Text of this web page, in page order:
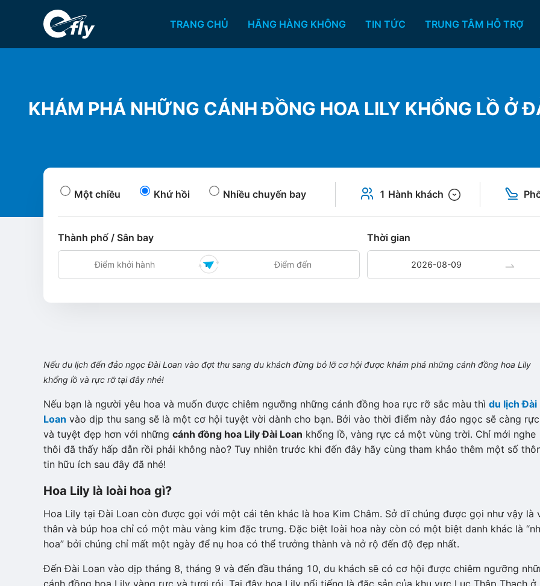
TRANG CHỦ HÃNG HÀNG KHÔNG TIN TỨC TRUNG TÂM HỖ TRỢ
KHÁM PHÁ NHỮNG CÁNH ĐỒNG HOA LILY KHỔNG LỒ Ở
Một chiều Khứ hồi Nhiều chuyến bay 1 Hành khách
Thành phố / Sân bay Thời gian
Nếu du lịch đến đảo ngọc Đài Loan vào đợt thu sang du khách đừng bỏ lỡ cơ hội được khám phá những cánh đồng hoa Lily
khổng lồ và rực rỡ tại đây nhé!
Nếu bạn là người yêu hoa và muốn được chiêm ngưỡng những cánh đồng hoa rực rỡ sắc màu thì du lịch Đài
Loan vào dịp thu sang sẽ là một cơ hội tuyệt vời dành cho bạn. Bởi vào thời điểm này đảo ngọc sẽ càng
và tuyệt đẹp hơn với những cánh đồng hoa Lily Đài Loan khổng lồ, vàng rực cả một vùng trời. Chỉ mới nghe
thôi đã thấy hấp dẫn rồi phải không nào? Tuy nhiên trước khi đến đây hãy cùng tham khảo thêm một số
tin hữu ích sau đây đã nhé!
Hoa Lily là loài hoa gì?
Hoa Lily tại Đài Loan còn được gọi với một cái tên khác là hoa Kim Châm. Sở dĩ chúng được gọi như vậy là
thân và búp hoa chỉ có một màu vàng kim đặc trưng. Đặc biệt loài hoa này còn có một biệt danh khác là
hoa” bởi chúng chỉ mất một ngày để nụ hoa có thể trưởng thành và nở rộ đến độ đẹp nhất.
Đến Đài Loan vào dịp tháng 8, tháng 9 và đến đầu tháng 10, du khách sẽ có cơ hội được chiêm ngưỡng
cánh đồng hoa Lily vàng rực và tươi rói. Tại đây hoa Lily nổi tiếng là đặc sản của khu vực Lục Thập Thạch ở